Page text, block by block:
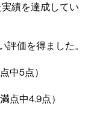
績を達成してい
評価を得ました。
中5点）
点中4.9点）